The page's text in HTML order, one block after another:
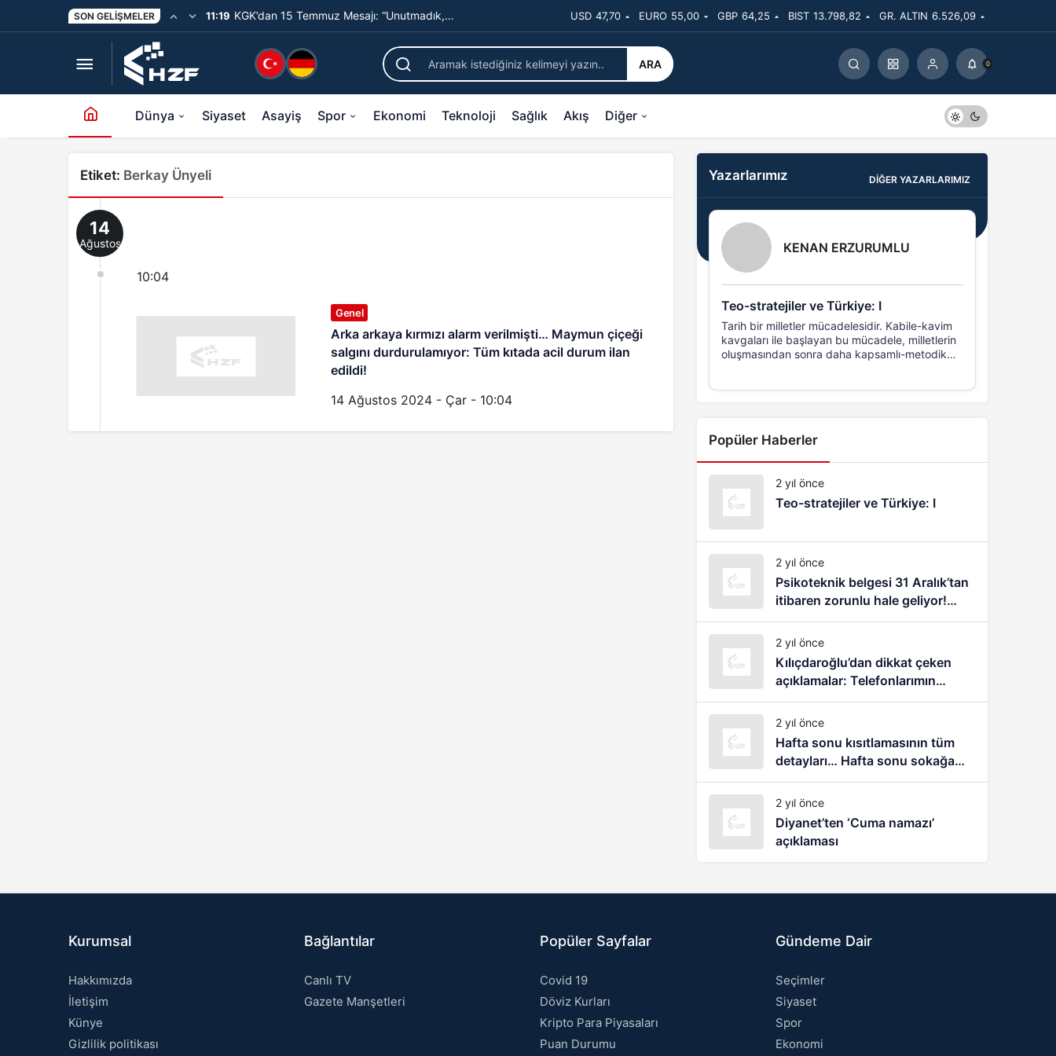
SON GELIŞMELER 11:19 KGK’dan 15 Temmuz Mesajı: “Unutmadık,
Unutturmayacağız”
USD 47,70 EURO 55,00 GBP 64,25 BIST 13.798,82 GR. ALTIN 6.526,09
ARA 0
Dünya Siyaset Asayiş Spor Ekonomi Teknoloji Sağlık Akış Diğer
Etiket: Berkay Ünyeli
14
Ağustos
10:04
Genel
Arka arkaya kırmızı alarm verilmişti… Maymun çiçeği
salgını durdurulamıyor: Tüm kıtada acil durum ilan
edildi!
14 Ağustos 2024 - Çar - 10:04
Yazarlarımız
KENAN ERZURUMLU
Teo-stratejiler ve Türkiye: I
Tarih bir milletler mücadelesidir. Kabile-kavim
kavgaları ile başlayan bu mücadele, milletlerin
oluşmasından sonra daha kapsamlı-metodik
DIĞER YAZARLARIMIZ
Popüler Haberler
2 yıl önce
Teo-stratejiler ve Türkiye: I
2 yıl önce
Psikoteknik belgesi 31 Aralık’tan
itibaren zorunlu hale geliyor!
1083 lira cezası var
2 yıl önce
Kılıçdaroğlu’dan dikkat çeken
açıklamalar: Telefonlarımın
dinlendiğini, takip edildiğimi
biliyorum
2 yıl önce
Hafta sonu kısıtlamasının tüm
detayları… Hafta sonu sokağa
çıkma yasağı nasıl olacak?
2 yıl önce
Diyanet’ten ‘Cuma namazı’
açıklaması
Kurumsal
Hakkımızda
İletişim
Künye
Gizlilik politikası
Bağlantılar
Canlı TV
Gazete Manşetleri
Popüler Sayfalar
Covid 19
Döviz Kurları
Kripto Para Piyasaları
Puan Durumu
Gündeme Dair
Seçimler
Siyaset
Spor
Ekonomi